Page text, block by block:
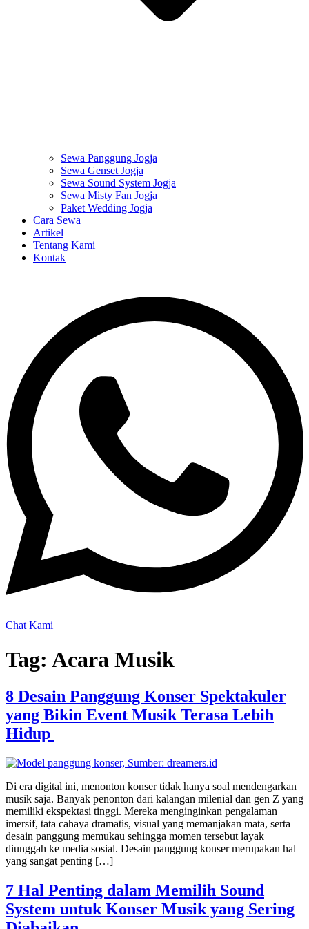
Sewa Panggung Jogja
Sewa Genset Jogja
Sewa Sound System Jogja
Sewa Misty Fan Jogja
Paket Wedding Jogja
Cara Sewa
Artikel
Tentang Kami
Kontak
Chat Kami
Tag: Acara Musik
8 Desain Panggung Konser Spektakuler
yang Bikin Event Musik Terasa Lebih
Hidup
Di era digital ini, menonton konser tidak hanya soal mendengarkan
musik saja. Banyak penonton dari kalangan milenial dan gen Z yang
memiliki ekspektasi tinggi. Mereka menginginkan pengalaman
imersif, tata cahaya dramatis, visual yang memanjakan mata, serta
desain panggung memukau sehingga momen tersebut layak
diunggah ke media sosial. Desain panggung konser merupakan hal
yang sangat penting […]
7 Hal Penting dalam Memilih Sound
System untuk Konser Musik yang Sering